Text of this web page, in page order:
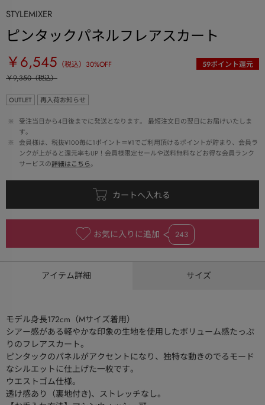
STYLEMIXER
ピンタックパネルフレアスカート
￥6,545 （税込） 30%OFF 59ポイント還元
￥9,350（税込）
OUTLET 再入荷お知らせ
※
受注当日から4日後までに発送となります。 最短注文日の翌日にお届けいたしま
す。
※
会員様は、税抜¥100毎に1ポイント＝¥1でご利用頂けるポイントが貯まり、会員ラ
ンクが上がると還元率もUP！会員様限定セールや送料無料などお得な会員ランク
サービスの詳細はこちら。
お気に入りに追加 243
アイテム詳細 サイズ
モデル身長172cm（Mサイズ着用）
シアー感がある軽やかな印象の生地を使用したボリューム感たっぷ
りのフレアスカート。
ピンタックのパネルがアクセントになり、独特な動きのでるモード
なシルエットに仕上げた一枚です。
ウエストゴム仕様。
透け感あり（裏地付き)、ストレッチなし。